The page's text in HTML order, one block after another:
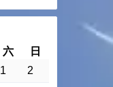
六
日
1
2